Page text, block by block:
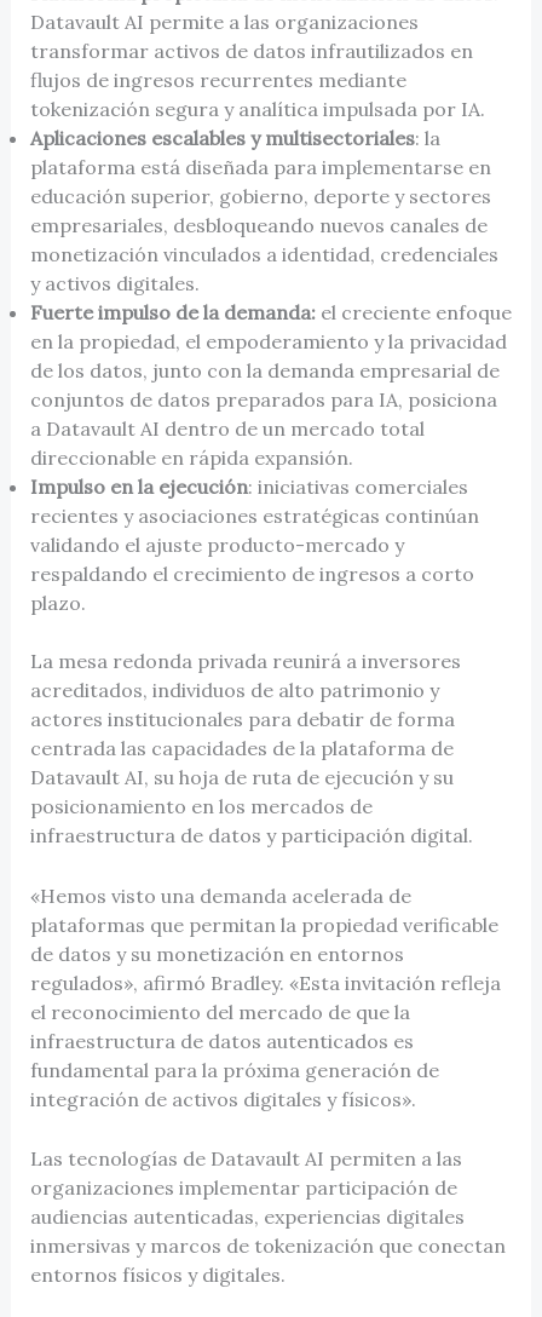
Datavault AI permite a las organizaciones
transformar activos de datos infrautilizados en
flujos de ingresos recurrentes mediante
tokenización segura y analítica impulsada por IA.
Aplicaciones escalables y multisectoriales: la
plataforma está diseñada para implementarse en
educación superior, gobierno, deporte y sectores
empresariales, desbloqueando nuevos canales de
monetización vinculados a identidad, credenciales
y activos digitales.
Fuerte impulso de la demanda: el creciente enfoque
en la propiedad, el empoderamiento y la privacidad
de los datos, junto con la demanda empresarial de
conjuntos de datos preparados para IA, posiciona
a Datavault AI dentro de un mercado total
direccionable en rápida expansión.
Impulso en la ejecución: iniciativas comerciales
recientes y asociaciones estratégicas continúan
validando el ajuste producto-mercado y
respaldando el crecimiento de ingresos a corto
plazo.
La mesa redonda privada reunirá a inversores
acreditados, individuos de alto patrimonio y
actores institucionales para debatir de forma
centrada las capacidades de la plataforma de
Datavault AI, su hoja de ruta de ejecución y su
posicionamiento en los mercados de
infraestructura de datos y participación digital.
«Hemos visto una demanda acelerada de
plataformas que permitan la propiedad verificable
de datos y su monetización en entornos
regulados», afirmó Bradley. «Esta invitación refleja
el reconocimiento del mercado de que la
infraestructura de datos autenticados es
fundamental para la próxima generación de
integración de activos digitales y físicos».
Las tecnologías de Datavault AI permiten a las
organizaciones implementar participación de
audiencias autenticadas, experiencias digitales
inmersivas y marcos de tokenización que conectan
entornos físicos y digitales.